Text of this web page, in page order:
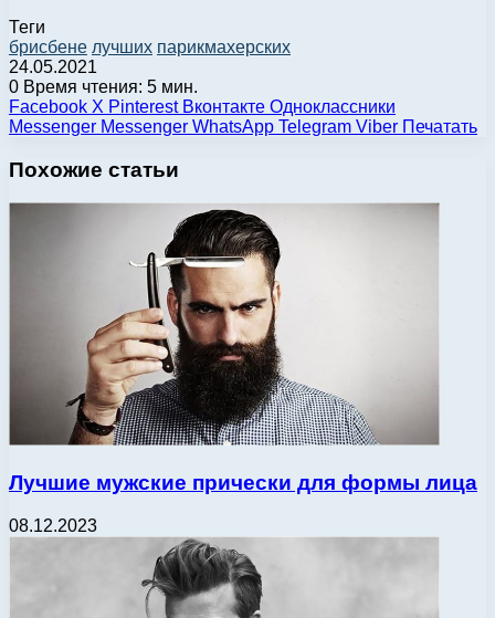
Теги
брисбене лучших парикмахерских
24.05.2021
0 Время чтения: 5 мин.
Facebook X Pinterest Вконтакте Одноклассники
Messenger Messenger WhatsApp Telegram Viber Печатать
Похожие статьи
Лучшие мужские прически для формы лица
08.12.2023